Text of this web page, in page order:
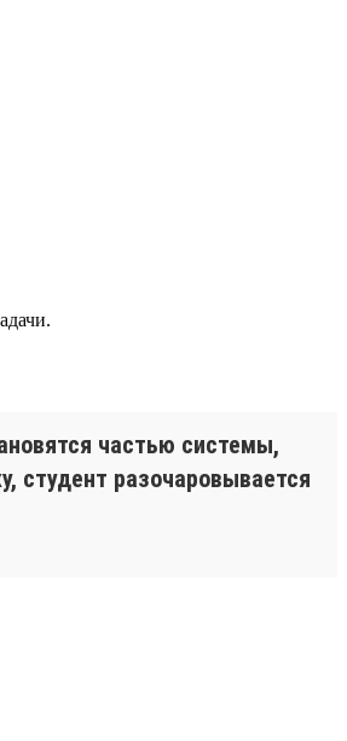
частью системы,
студент разочаровывается